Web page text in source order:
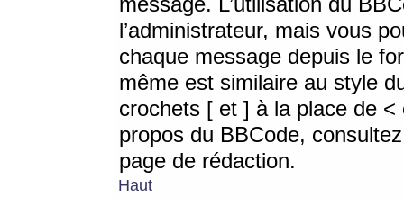
l’administrateur, mais vous
chaque message depuis le
même est similaire au style
crochets [ et ] à la place de <
propos du BBCode,
page de rédaction.
Haut